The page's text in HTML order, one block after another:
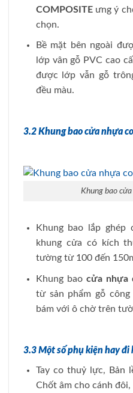
COMPOSITEưng ý
chọn.
Bề mặt bên ngoài
lớp vân gỗ PVC cao
được lớp vẫn gỗ
đều màu.
3.2 Khung bao cửa nhựa
Khung bao
Khung bao lắp
khung cửa có kích
tường từ 100 đến
Khung baocửa nhựa
từ sản phẩm gỗ
bám với ô chờ trên
3.3 Một số phụ kiện hay đi
Tay co thuỷ lực, Bản
Chốt âm cho cánh